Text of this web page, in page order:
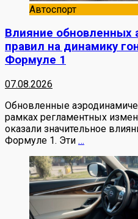
Автоспорт
Влияние обновленных
правил на динамику
Формуле 1
07.08.2026
Обновленные
рамках регламентных
оказали значительное
Формуле 1. Эти …